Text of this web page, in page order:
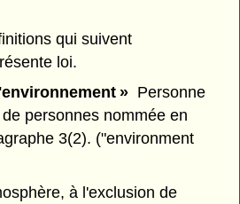
qui suivent
loi.
» Personne
personnes nommée en
3(2). ("environment
à l'exclusion de